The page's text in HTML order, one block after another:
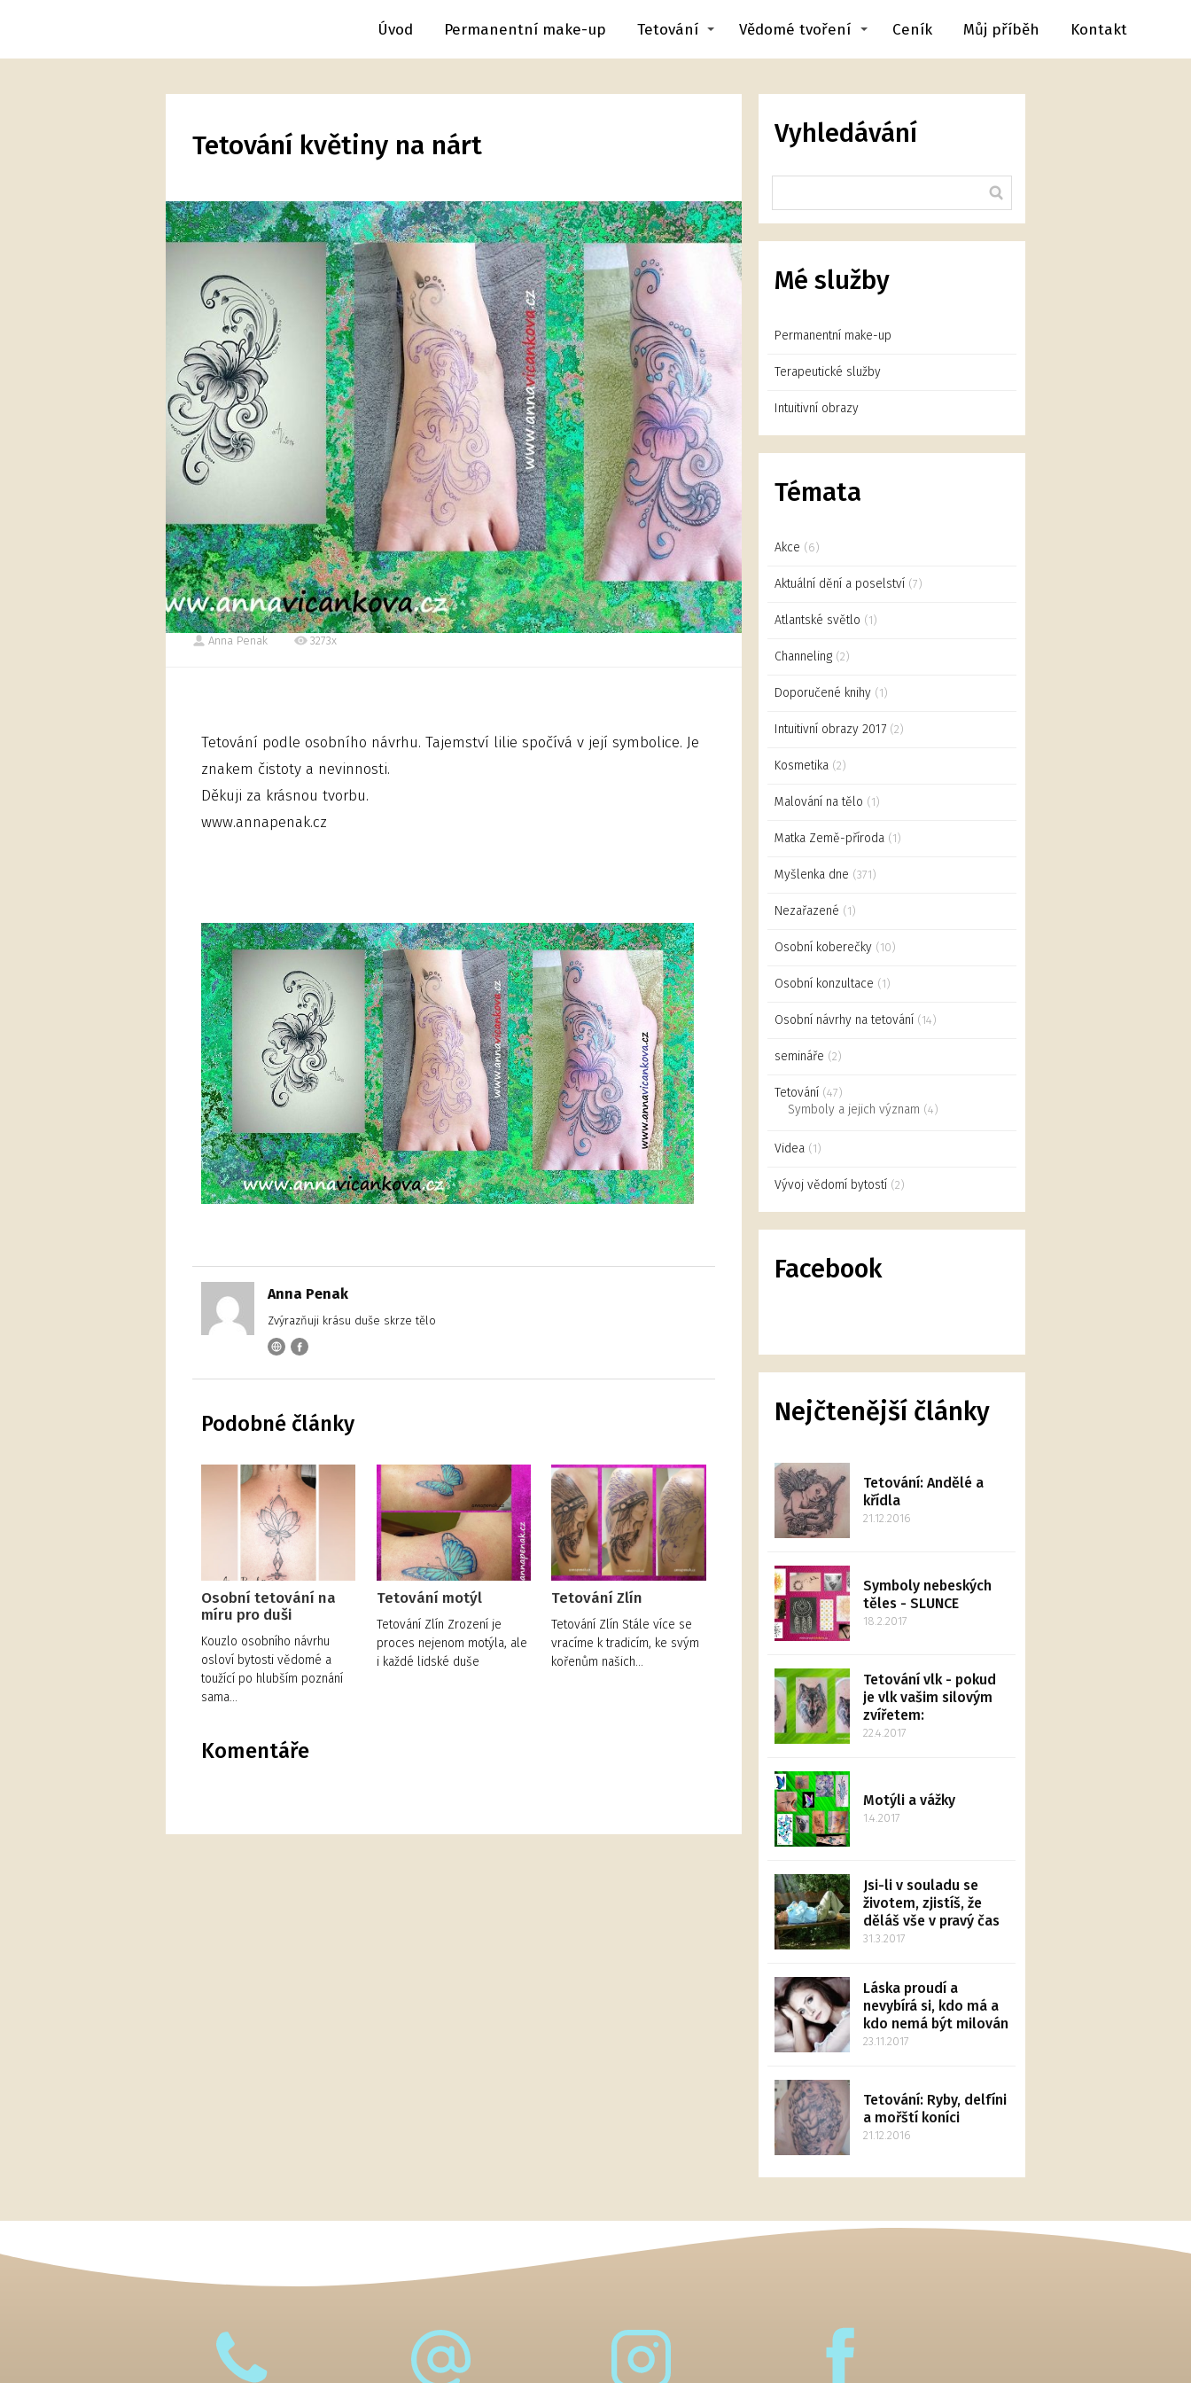
Úvod Permanentní make-up Tetování Vědomé tvoření Ceník Můj příběh Kontakt
Tetování květiny na nárt
Anna Penak 3273x
Tetování podle osobního návrhu. Tajemství lilie spočívá v její symbolice. Je
znakem čistoty a nevinnosti.
Děkuji za krásnou tvorbu.
www.annapenak.cz
Anna Penak
Zvýrazňuji krásu duše skrze tělo
Podobné články
Osobní tetování na
míru pro duši
Kouzlo osobního návrhu
osloví bytosti vědomé a
toužící po hlubším poznání
sama…
Tetování motýl
Tetování Zlín Zrození je
proces nejenom motýla, ale
i každé lidské duše
Tetování Zlín
Tetování Zlín Stále více se
vracíme k tradicím, ke svým
kořenům našich…
Komentáře
Vyhledávání
Mé služby
Permanentní make-up
Terapeutické služby
Intuitivní obrazy
Témata
Akce (6)
Aktuální dění a poselství (7)
Atlantské světlo (1)
Channeling (2)
Doporučené knihy (1)
Intuitivní obrazy 2017 (2)
Kosmetika (2)
Malování na tělo (1)
Matka Země-příroda (1)
Myšlenka dne (371)
Nezařazené (1)
Osobní koberečky (10)
Osobní konzultace (1)
Osobní návrhy na tetování (14)
semináře (2)
Tetování (47)
Symboly a jejich význam (4)
Videa (1)
Vývoj vědomí bytostí (2)
Facebook
Nejčtenější články
Tetování: Andělé a
křídla
21.12.2016
Symboly nebeských
těles - SLUNCE
18.2.2017
Tetování vlk - pokud
je vlk vašim silovým
zvířetem:
22.4.2017
Motýli a vážky
1.4.2017
Jsi-li v souladu se
životem, zjistíš, že
děláš vše v pravý čas
31.3.2017
Láska proudí a
nevybírá si, kdo má a
kdo nemá být milován
23.11.2017
Tetování: Ryby, delfíni
a mořští koníci
21.12.2016